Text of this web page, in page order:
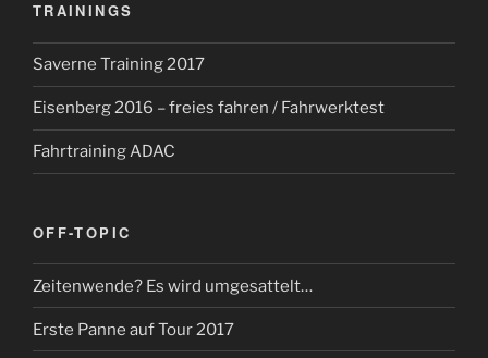
TRAININGS
Saverne Training 2017
Eisenberg 2016 – freies fahren / Fahrwerktest
Fahrtraining ADAC
OFF-TOPIC
Zeitenwende? Es wird umgesattelt…
Erste Panne auf Tour 2017